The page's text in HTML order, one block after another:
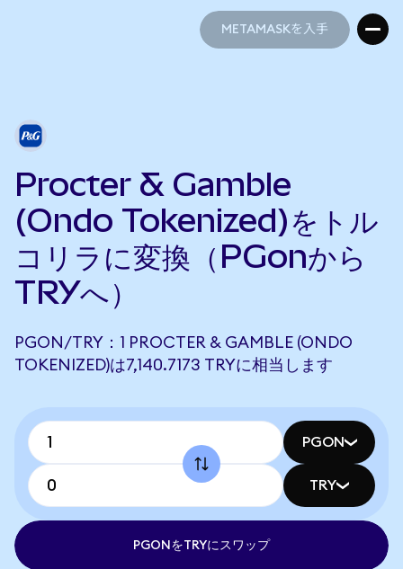
METAMASKを入手
Procter & Gamble
(Ondo Tokenized)をトル
コリラに変換（PGonから
TRYへ）
PGON/TRY：1 PROCTER & GAMBLE (ONDO
TOKENIZED)は7,140.7173 TRYに相当します
PGON
TRY
PGONをTRYにスワップ